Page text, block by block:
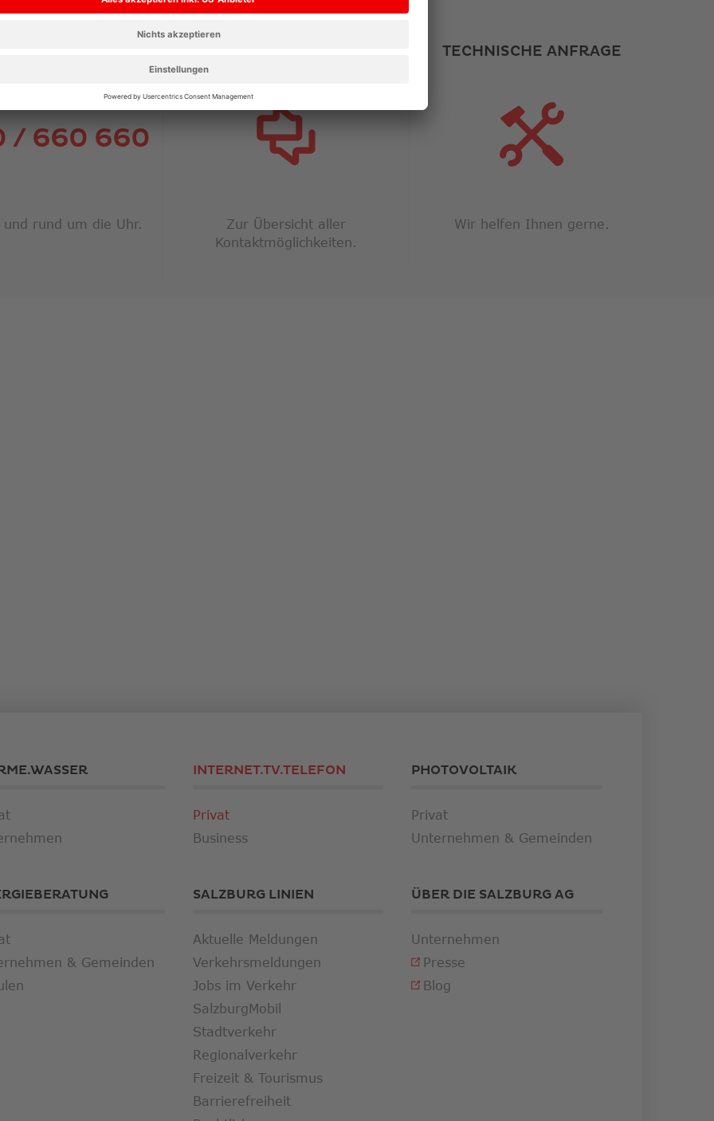
/ 660 660
und rund um die Uhr.
Zur Übersicht aller
Kontaktmöglichkeiten.
TECHNISCHE ANFRAGE
Wir helfen Ihnen gerne.
INTERNET.TV.TELEFON
Privat
Business
PHOTOVOLTAIK
Privat
Unternehmen & Gemeinden
& Gemeinden
SALZBURG LINIEN
Aktuelle Meldungen
Verkehrsmeldungen
Jobs im Verkehr
SalzburgMobil
Stadtverkehr
Regionalverkehr
Freizeit & Tourismus
Barrierefreiheit
ÜBER DIE SALZBURG AG
Unternehmen
Presse
Blog